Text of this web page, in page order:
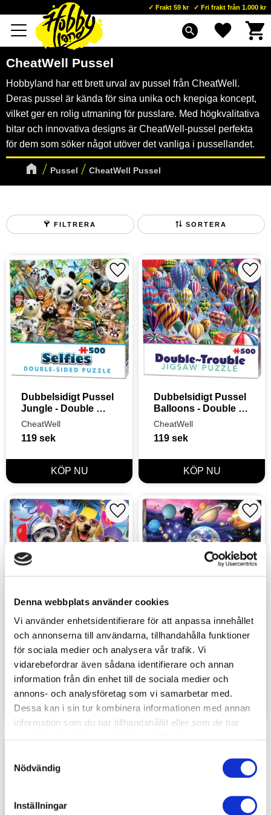
Denna webbplats använder cookies
Vi använder enhetsidentifierare för att anpassa innehållet
och annonserna till användarna, tillhandahålla funktioner
för sociala medier och analysera vår trafik. Vi
vidarebefordrar även sådana identifierare och annan
information från din enhet till de sociala medier och
annons- och analysföretag som vi samarbetar med.
Dessa kan i sin tur kombinera informationen med annan
information som du har tillhandahållit eller som de har
Nödvändig
Inställningar
Meny
Frakt 59 kr Fri frakt från 1.000 kr
search Favoriter
CheatWell Pussel
Pussel CheatWell Pussel
Hobbyland har ett brett urval av pussel från CheatWell.
Deras pussel är kända för sina unika och knepiga koncept,
vilket ger en rolig utmaning för pusslare. Med högkvalitativa
bitar och innovativa designs är CheatWell-pussel perfekta
för dem som söker något utöver det vanliga i pussellandet.
FILTRERA SORTERA
Dubbelsidigt Pussel
Jungle - Double
Trouble Selfie 500
CheatWell
119 sek
Lägg till i favoriter
Dubbelsidigt Pussel
Balloons - Double
Trouble 500 bitar
CheatWell
119 sek
Dubbelsidigt Pussel
Beach - Double
Trouble Selfie 500
CheatWell
119sek
Lägg till i favoriter
Dubbelsidigt Pussel
Planets - Double
Trouble 500 bitar
CheatWell
119sek